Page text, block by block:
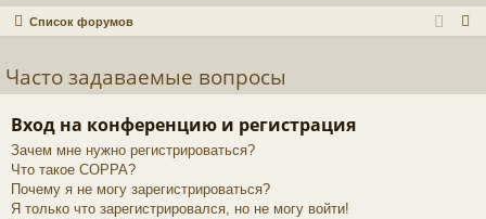
ы
и
ум ьз
ат
д ис
Список форумов
с
Часто задаваемые вопросы
Вход на конференцию и регистрация
Зачем мне нужно регистрироваться?
Что такое COPPA?
Почему я не могу зарегистрироваться?
Я только что зарегистрировался, но не могу войти!